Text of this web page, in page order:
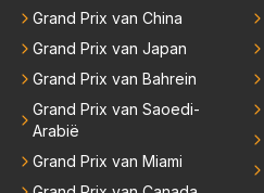
Grand Prix van China
Grand Prix van Japan
Grand Prix van Bahrein
Grand Prix van Saoedi-
Arabië
Grand Prix van Miami